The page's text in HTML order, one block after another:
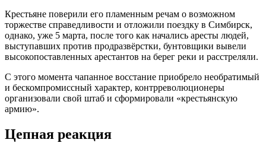
Крестьяне поверили его пламенным речам о возможном
торжестве справедливости и отложили поездку в Симбирск,
однако, уже 5 марта, после того как начались аресты людей,
выступавших против продразвёрстки, бунтовщики вывели
высокопоставленных арестантов на берег реки и расстреляли.
С этого момента чапанное восстание приобрело необратимый
и бескомпромиссный характер, контрреволюционеры
организовали свой штаб и сформировали «крестьянскую
армию».
Цепная реакция